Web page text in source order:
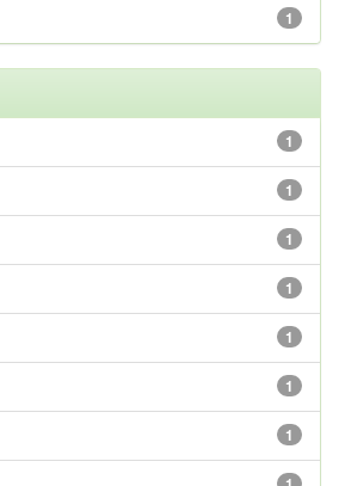
1
1
1
1
1
1
1
1